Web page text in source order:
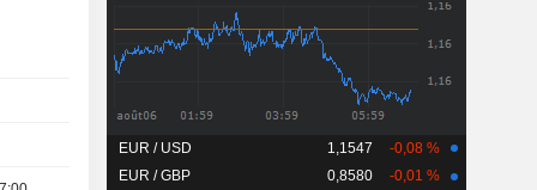
EUR / USD 1,1547
-0,08 %
EUR / GBP
0,8580 -0,01 %